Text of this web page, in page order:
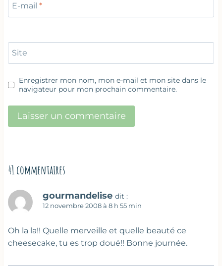
E-mail *
Site
Enregistrer mon nom, mon e-mail et mon site dans le
navigateur pour mon prochain commentaire.
41 commentaires
gourmandelise dit :
12 novembre 2008 à 8 h 55 min
Oh la la!! Quelle merveille et quelle beauté ce
cheesecake, tu es trop doué!! Bonne journée.